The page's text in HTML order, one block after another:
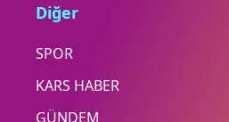
Diğer
SPOR
KARS HABER
GÜNDEM